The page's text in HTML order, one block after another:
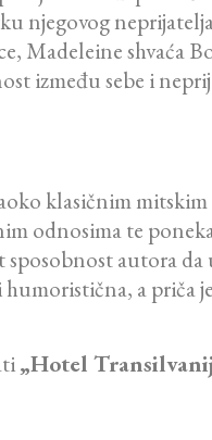
njegovog
Madeleine shvaća
između sebe i
klasičnim
odnosima te
autora
a priča
„Hotel